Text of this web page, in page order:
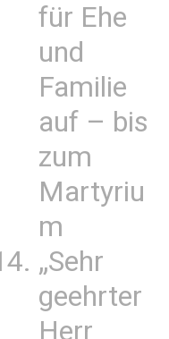
für Ehe
und
Familie
auf – bis
zum
Martyriu
m
„Sehr
geehrter
Herr